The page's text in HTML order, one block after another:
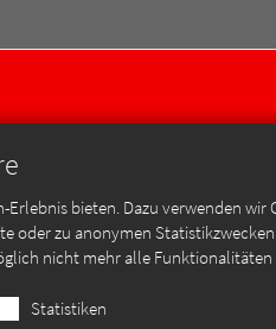
bieten. Dazu verwenden
oder zu anonymen
nicht mehr alle
Statistiken